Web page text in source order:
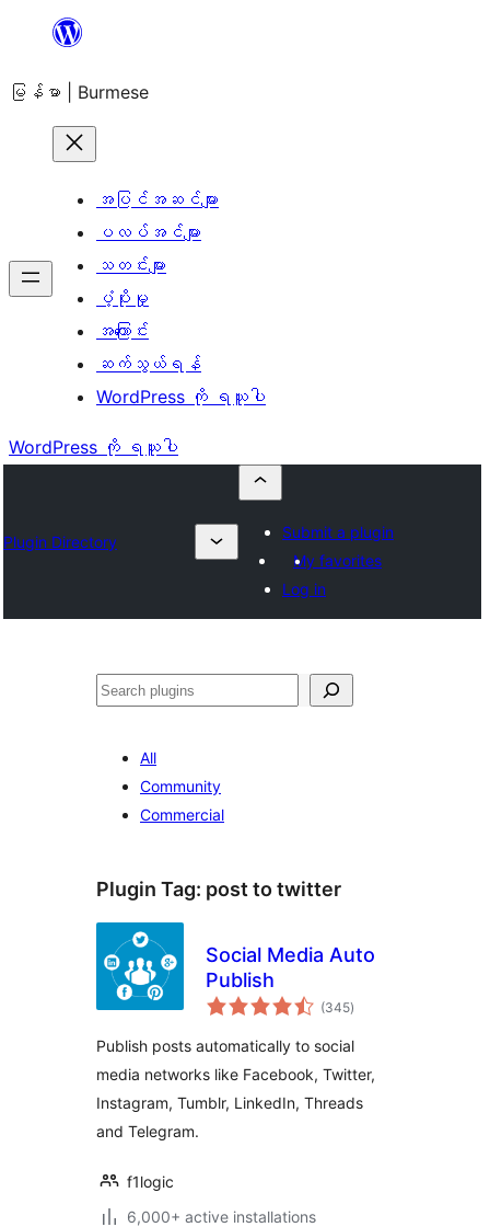
အကြောင်းအရာ
ကျော်သွား
မြန်မာ | Burmese
အပြင်အဆင်များ
ပလပ်အင်များ
သတင်းများ
ပံ့ပိုးမှု
အကြောင်း
ဆက်သွယ်ရန်
WordPress ကို ရယူပါ
WordPress ကို ရယူပါ
Plugin Directory
Submit a plugin
My favorites
Log in
ရှာ
All
Community
Commercial
Plugin Tag: post to twitter
Social Media Auto
Publish
(345total
ratings
)
Publish posts automatically to social
media networks like Facebook, Twitter,
Instagram, Tumblr, LinkedIn, Threads
and Telegram.
f1logic
6,000+ active installations